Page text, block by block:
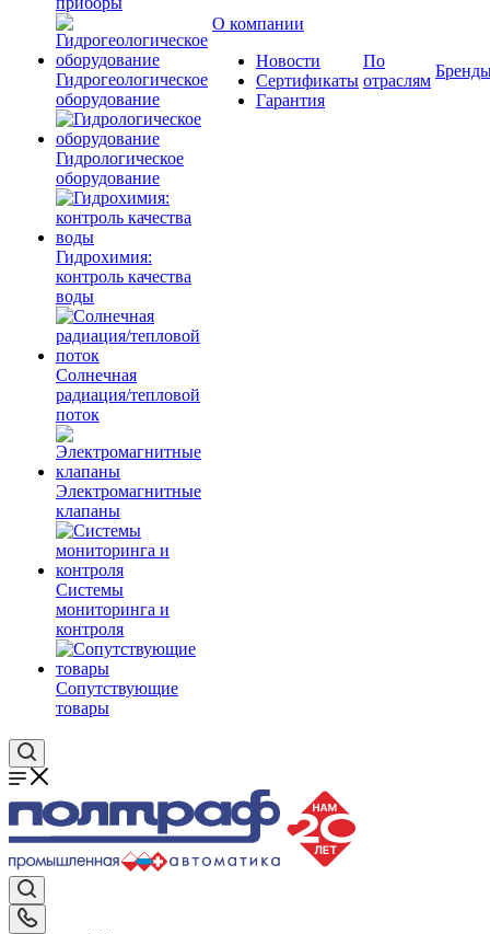
Гидрогеологическое
оборудование
Гидрологическое
оборудование
Гидрохимия:
контроль качества
воды
Солнечная
радиация/тепловой
поток
Электромагнитные
клапаны
Системы
мониторинга и
контроля
Сопутствующие
товары
О компании
Новости
Сертификаты
Гарантия
По
отраслям